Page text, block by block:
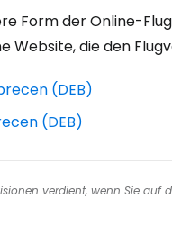
Form der Online-
Website, die den
(DEB)
(DEB)
verdient, wenn Sie auf